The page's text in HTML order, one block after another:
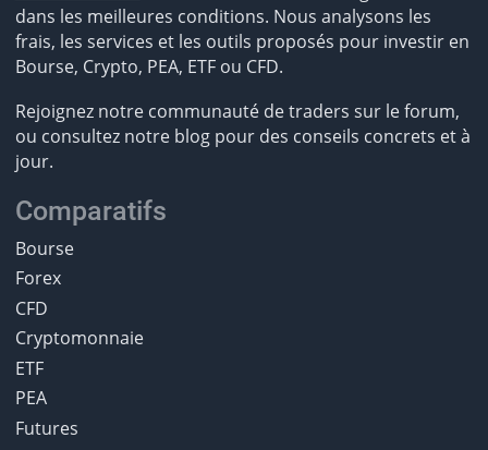
dans les meilleures conditions. Nous analysons les
frais, les services et les outils proposés pour investir en
Bourse, Crypto, PEA, ETF ou CFD.
Rejoignez notre communauté de traders sur le forum,
ou consultez notre blog pour des conseils concrets et à
jour.
Comparatifs
Bourse
Forex
CFD
Cryptomonnaie
ETF
PEA
Futures